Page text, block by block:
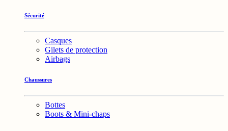
Sécurité
Casques
Gilets de protection
Airbags
Chaussures
Bottes
Boots & Mini-chaps